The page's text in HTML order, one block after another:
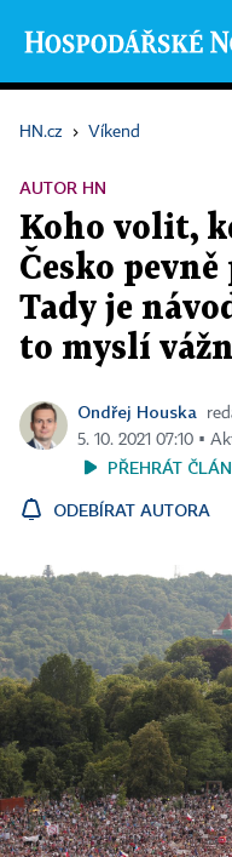
HN.cz › Víkend
AUTOR HN
Koho volit,
Česko
Tady je
to myslí
Ondřej Houska
5. 10. 2021 07:10 ▪
PŘEHRÁT
ODEBÍRAT AUTORA